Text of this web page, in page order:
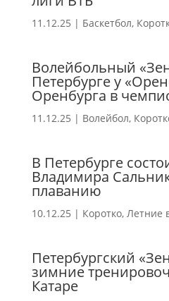
11.12.25 | Баскетбол,
Волейбольный
Петербурге у
Оренбурга в
11.12.25 | Волейбол,
В Петербурге
Владимира
плаванию
10.12.25 | Коротко, Летние
Петербургский
зимние
Катаре